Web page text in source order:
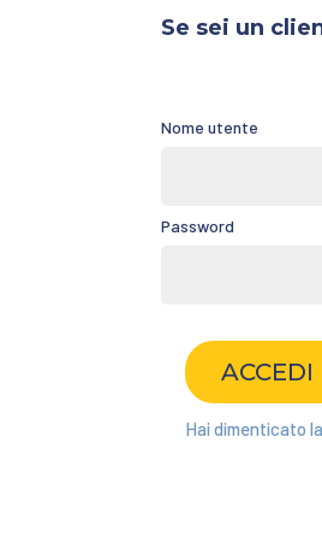
Se sei un
Nome utente
Password
Hai dimenticato